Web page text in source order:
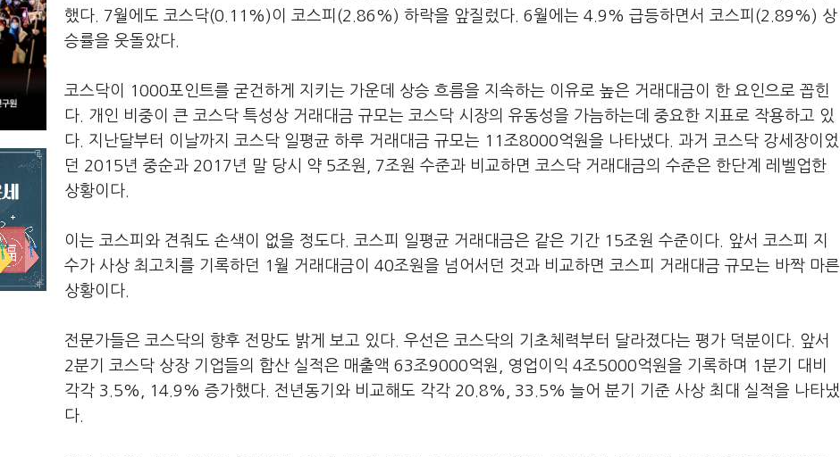
했다. 7월에도 코스닥(0.11%)이 코스피(2.86%) 하락을 앞질렀다. 6월에는 4.9% 급등하면서 코스피(2.89%) 상
승률을 웃돌았다.
코스닥이 1000포인트를 굳건하게 지키는 가운데 상승 흐름을 지속하는 이유로 높은 거래대금이 한 요인으로 꼽힌
다. 개인 비중이 큰 코스닥 특성상 거래대금 규모는 코스닥 시장의 유동성을 가늠하는데 중요한 지표로 작용하고 있
다. 지난달부터 이날까지 코스닥 일평균 하루 거래대금 규모는 11조8000억원을 나타냈다. 과거 코스닥 강세장이었
던 2015년 중순과 2017년 말 당시 약 5조원, 7조원 수준과 비교하면 코스닥 거래대금의 수준은 한단계 레벨업한
상황이다.
이는 코스피와 견줘도 손색이 없을 정도다. 코스피 일평균 거래대금은 같은 기간 15조원 수준이다. 앞서 코스피 지
수가 사상 최고치를 기록하던 1월 거래대금이 40조원을 넘어서던 것과 비교하면 코스피 거래대금 규모는 바짝 마른
상황이다.
전문가들은 코스닥의 향후 전망도 밝게 보고 있다. 우선은 코스닥의 기초체력부터 달라졌다는 평가 덕분이다. 앞서
2분기 코스닥 상장 기업들의 합산 실적은 매출액 63조9000억원, 영업이익 4조5000억원을 기록하며 1분기 대비
각각 3.5%, 14.9% 증가했다. 전년동기와 비교해도 각각 20.8%, 33.5% 늘어 분기 기준 사상 최대 실적을 나타냈
다.